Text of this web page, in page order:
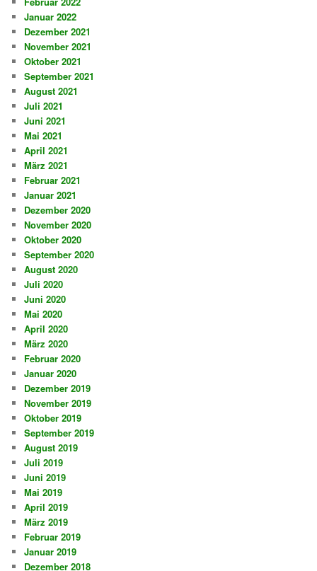
Januar 2022
Dezember 2021
November 2021
Oktober 2021
September 2021
August 2021
Juli 2021
Juni 2021
Mai 2021
April 2021
März 2021
Februar 2021
Januar 2021
Dezember 2020
November 2020
Oktober 2020
September 2020
August 2020
Juli 2020
Juni 2020
Mai 2020
April 2020
März 2020
Februar 2020
Januar 2020
Dezember 2019
November 2019
Oktober 2019
September 2019
August 2019
Juli 2019
Juni 2019
Mai 2019
April 2019
März 2019
Februar 2019
Januar 2019
Dezember 2018